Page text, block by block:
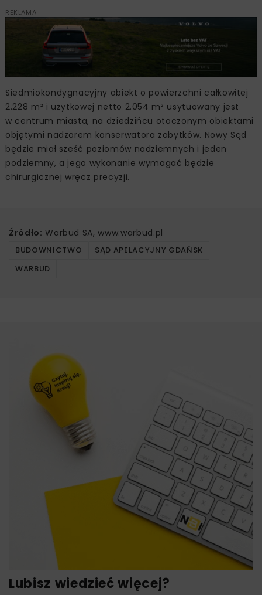
REKLAMA
Siedmiokondygnacyjny obiekt o powierzchni całkowitej
2.228 m² i użytkowej netto 2.054 m² usytuowany jest
w centrum miasta, na dziedzińcu otoczonym obiektami
objętymi nadzorem konserwatora zabytków. Nowy Sąd
będzie miał sześć poziomów nadziemnych i jeden
podziemny, a jego wykonanie wymagać będzie
chirurgicznej wręcz precyzji.
Źródło: Warbud SA, www.warbud.pl
BUDOWNICTWO
SĄD APELACYJNY GDAŃSK
WARBUD
Lubisz wiedzieć więcej?